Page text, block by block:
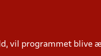
vil programmet blive